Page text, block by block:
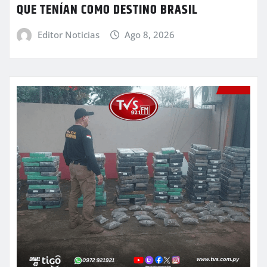
QUE TENÍAN COMO DESTINO BRASIL
Editor Noticias Ago 8, 2026